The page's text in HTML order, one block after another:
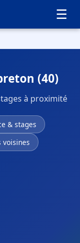
☰
(40)
à proximité
& stages
voisines